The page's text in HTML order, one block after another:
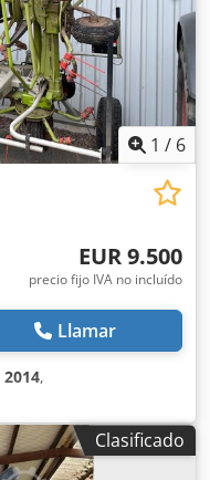
1 / 6
EUR 9.500
precio fijo IVA no incluído
Llamar
2014,
Clasificado